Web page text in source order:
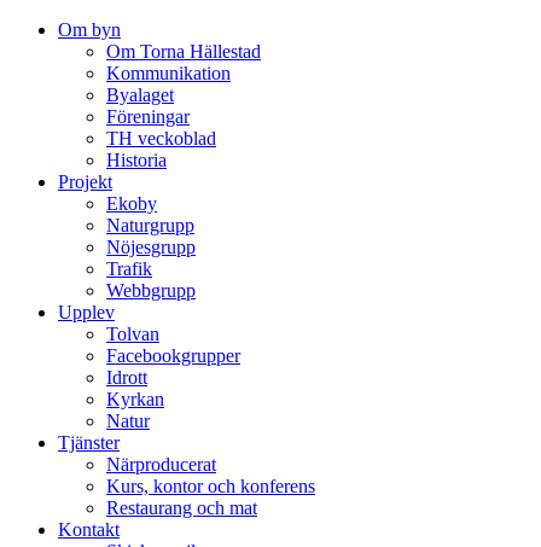
Om byn
Om Torna Hällestad
Kommunikation
Byalaget
Föreningar
TH veckoblad
Historia
Projekt
Ekoby
Naturgrupp
Nöjesgrupp
Trafik
Webbgrupp
Upplev
Tolvan
Facebookgrupper
Idrott
Kyrkan
Natur
Tjänster
Närproducerat
Kurs, kontor och konferens
Restaurang och mat
Kontakt